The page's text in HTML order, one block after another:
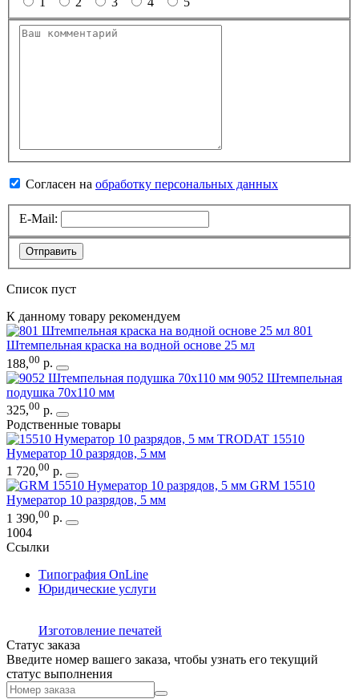
Согласен на обработку персональных данных
E-Mail:
Отправить
Список пуст
К данному товару рекомендуем
801
Штемпельная краска на водной основе 25 мл
188,00 р.
9052 Штемпельная
подушка 70х110 мм
325,00 р.
Родственные товары
TRODAT 15510
Нумератор 10 разрядов, 5 мм
1 720,00 р.
GRM 15510
Нумератор 10 разрядов, 5 мм
1 390,00 р.
1004
Ссылки
Типография OnLine
Юридические услуги
Изготовление печатей
Статус заказа
Введите номер вашего заказа, чтобы узнать его текущий
статус выполнения